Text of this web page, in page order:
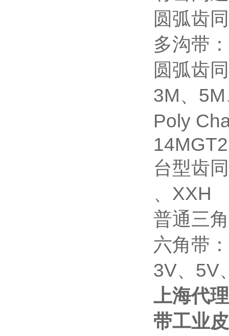
圆弧齿
多沟带
圆弧齿
3M、
Poly
台型齿
、XXH
普通三
六角带
3V、5V
上海代
带工业